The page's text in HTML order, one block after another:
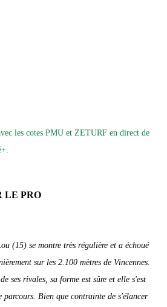
les cotes PMU et ZETURF en direct de
LE PRO
(15) se montre très régulière et a échoué
sur les 2.100 mètres de Vincennes.
ses rivales, sa forme est sûre et elle s'est
parcours. Bien que contrainte de s'élancer